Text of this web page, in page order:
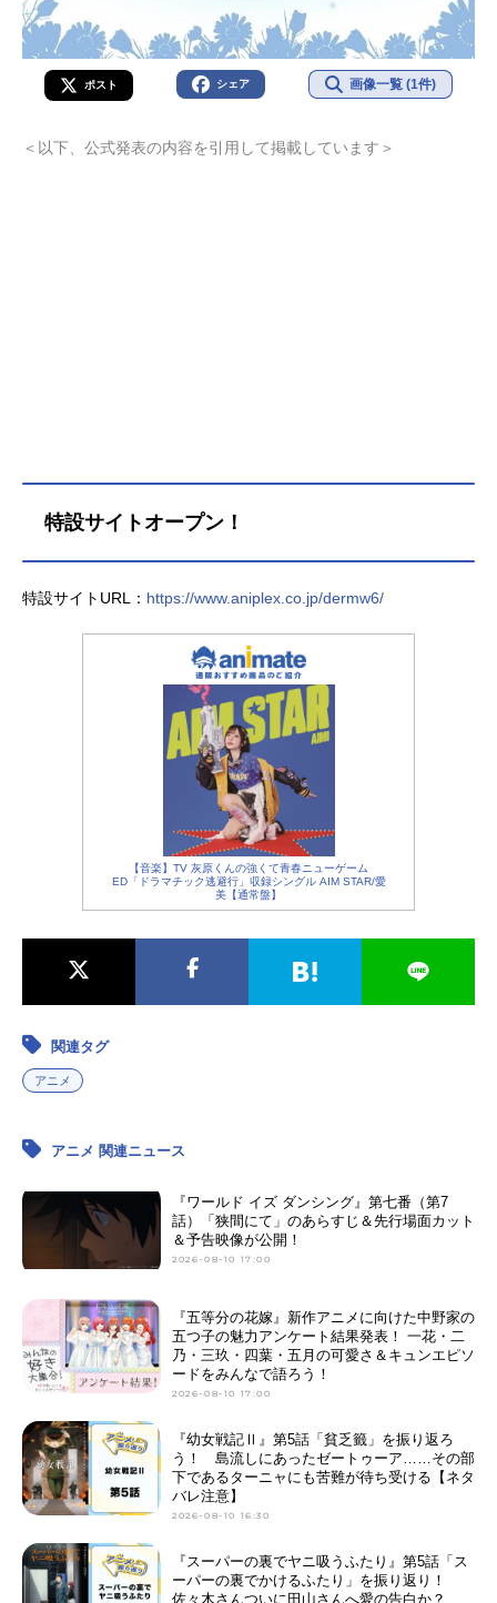
ポスト シェア 画像一覧 (1件)
＜以下、公式発表の内容を引用して掲載しています＞
特設サイトオープン！
特設サイトURL： https://www.aniplex.co.jp/dermw6/
【音楽】TV 灰原くんの強くて青春ニューゲーム
ED「ドラマチック逃避行」収録シングル AIM STAR/愛
美【通常盤】
関連タグ
アニメ
アニメ 関連ニュース
『ワールド イズ ダンシング』第七番（第7
話）「狭間にて」のあらすじ＆先行場面カット
＆予告映像が公開！
2026-08-10 17:00
『五等分の花嫁』新作アニメに向けた中野家の
五つ子の魅力アンケート結果発表！ 一花・二
乃・三玖・四葉・五月の可愛さ＆キュンエピソ
ードをみんなで語ろう！
2026-08-10 17:00
『幼女戦記Ⅱ』第5話「貧乏籤」を振り返ろ
う！ 島流しにあったゼートゥーア……その部
下であるターニャにも苦難が待ち受ける【ネタ
バレ注意】
2026-08-10 16:30
『スーパーの裏でヤニ吸うふたり』第5話「ス
ーパーの裏でかけるふたり」を振り返り！
佐々木さんついに田山さんへ愛の告白か？